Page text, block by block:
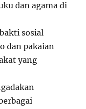
dan agama di
sosial
dan pakaian
yang